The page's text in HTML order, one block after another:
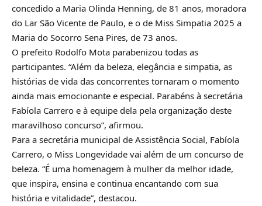
concedido a Maria Olinda Henning, de 81 anos, moradora
do Lar São Vicente de Paulo, e o de Miss Simpatia 2025 a
Maria do Socorro Sena Pires, de 73 anos.
O prefeito Rodolfo Mota parabenizou todas as
participantes. “Além da beleza, elegância e simpatia, as
histórias de vida das concorrentes tornaram o momento
ainda mais emocionante e especial. Parabéns à secretária
Fabíola Carrero e à equipe dela pela organização deste
maravilhoso concurso”, afirmou.
Para a secretária municipal de Assistência Social, Fabíola
Carrero, o Miss Longevidade vai além de um concurso de
beleza. “É uma homenagem à mulher da melhor idade,
que inspira, ensina e continua encantando com sua
história e vitalidade”, destacou.